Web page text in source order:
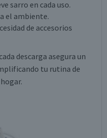
sarro en cada uso.
el ambiente.
de accesorios
descarga asegura un
tu rutina de